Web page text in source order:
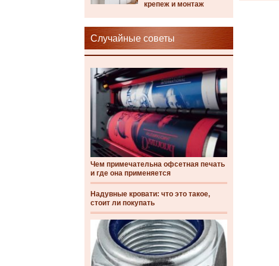
крепеж и монтаж
Случайные советы
Чем примечательна офсетная печать
и где она применяется
Надувные кровати: что это такое,
стоит ли покупать